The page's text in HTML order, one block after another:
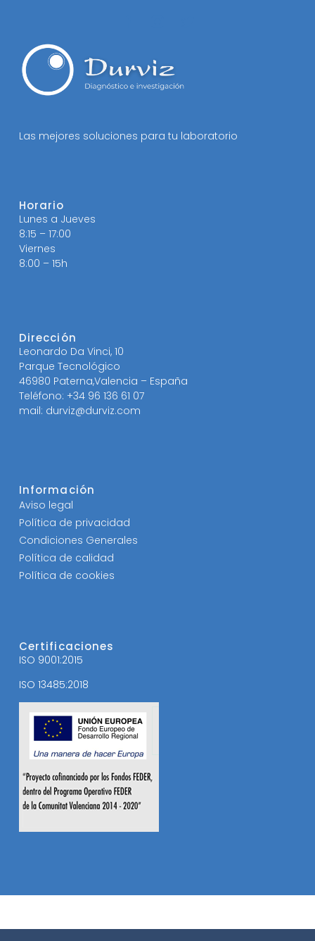
Las mejores soluciones para tu laboratorio
Horario
Lunes a Jueves
8:15 – 17:00
Viernes
8:00 – 15h
Dirección
Leonardo Da Vinci, 10
Parque Tecnológico
46980 Paterna,Valencia – España
Teléfono: +34 96 136 61 07
mail: durviz@durviz.com
Información
Aviso legal
Política de privacidad
Condiciones Generales
Política de calidad
Política de cookies
Certificaciones
ISO 9001:2015
ISO 13485:2018